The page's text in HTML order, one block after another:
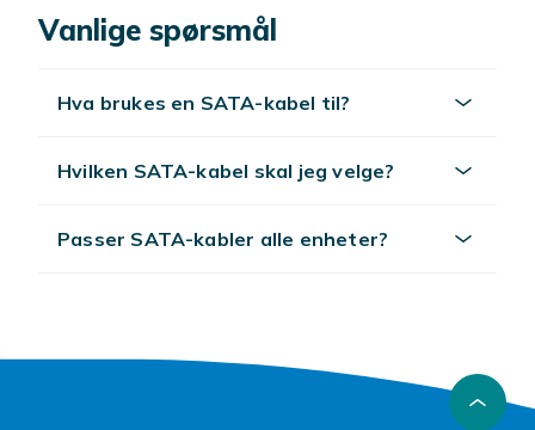
praktisk når det er trangt i datamaskinen. Det
Velg lengde etter avstanden mellom enhet og
plass det er. En vinklet kontakt er smart i
Finn SATA-kabler i flere lengder til god pris
Vanlige spørsmål
Hva brukes en SATA-kabel til?
Hvilken SATA-kabel skal jeg velge?
Passer SATA-kabler alle enheter?